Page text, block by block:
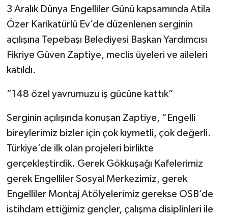
3 Aralık Dünya Engelliler Günü kapsamında Atila
Özer Karikatürlü Ev’de düzenlenen serginin
açılışına Tepebaşı Belediyesi Başkan Yardımcısı
Fikriye Güven Zaptiye, meclis üyeleri ve aileleri
katıldı.
“148 özel yavrumuzu iş gücüne kattık”
Serginin açılışında konuşan Zaptiye, “Engelli
bireylerimiz bizler için çok kıymetli, çok değerli.
Türkiye’de ilk olan projeleri birlikte
gerçekleştirdik. Gerek Gökkuşağı Kafelerimiz
gerek Engelliler Sosyal Merkezimiz, gerek
Engelliler Montaj Atölyelerimiz gerekse OSB’de
istihdam ettiğimiz gençler, çalışma disiplinleri ile